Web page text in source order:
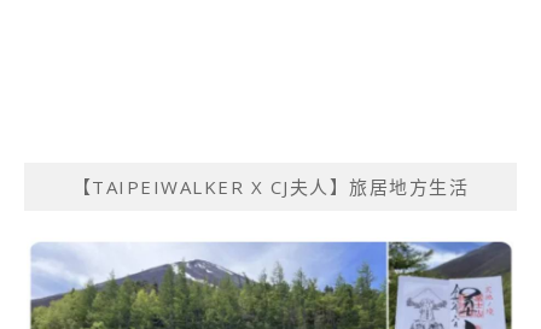
【TAIPEIWALKER X CJ夫人】旅居地方生活